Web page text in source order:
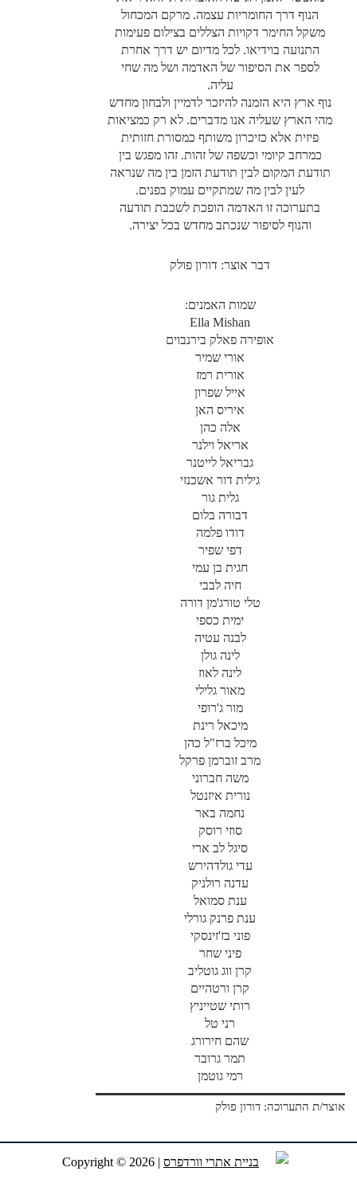
הנוף דרך החומריות עצמה. מרקם המכחול
משקל החימר דקויות הצללים בצילום פעימות
התנועה בוידיאו. לכל מדיום יש דרך אחרת
לספר את הסיפור של האדמה ושל מה שחי
עליה.
נוף ארץ היא הזמנה להיזכר לדמיין ולבחון מחדש
מהי הארץ שעליה אנו מדברים. לא רק כמציאות
פיזית אלא כזיכרון משותף כמסורת חזותית
כמרחב קיומי וכשפה של זהות. זהו מפגש בין
תודעת המקום לבין תודעת הזמן בין מה שנראה
לעין לבין מה שמתקיים עמוק בפנים.
בתערוכה זו האדמה הופכת לשכבת תודעה
והנוף לסיפור שנכתב מחדש בכל יצירה.
דבר אוצר: דורון פולק
שמות האמנים:
Ella Mishan
אופירה פאלק בירנבוים
אורי שמיר
אורית רמז
אייל שפרון
איריס האן
אלה כהן
אריאל וילנר
גבריאל לייטנר
גילית דור אשכנזי
גלית גור
דבורה בלום
דודו פלמה
דפי שפיר
חגית בן עמי
חיה לבבי
טלי טורג'מן דורה
ימית כספי
לבנה עטיה
לינה גולן
לינה לאוז
מאור גלילי
מור ג'רופי
מיכאל רינת
מיכל ברז"ל כהן
מרב זוברמן פרקל
משה חברוני
נורית איזנטל
נחמה באר
סוזי רוסק
סיגל לב ארי
עדי גולדהירש
עדנה רולניק
ענת סמואל
ענת פרנק גורלי
פוני בז'זינסקי
פיני שחר
קרן ווג גוטליב
קרן ורטהיים
רותי שטייניץ
רני טל
שהם חירורג
תמר גרובר
רמי גוטמן
אוצר/ת התערוכה: דורון פולק
Copyright © 2026 | בניית אתרי וורדפרס